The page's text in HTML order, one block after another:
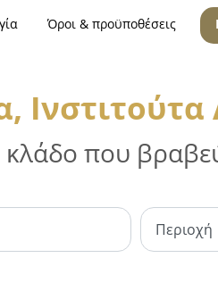
Όροι & προϋποθέσεις
κλάδο που